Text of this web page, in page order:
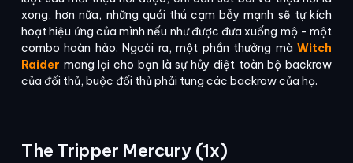
xong, hơn nữa, những quái thú cạm bẫy mạnh sẽ tự kích
hoạt hiệu ứng của mình nếu như được đưa xuống mộ - một
combo hoàn hảo. Ngoài ra, một phần thưởng mà Witch
Raider mang lại cho bạn là sự hủy diệt toàn bộ backrow
của đối thủ, buộc đối thủ phải tung các backrow của họ.
The Tripper Mercury (1x)